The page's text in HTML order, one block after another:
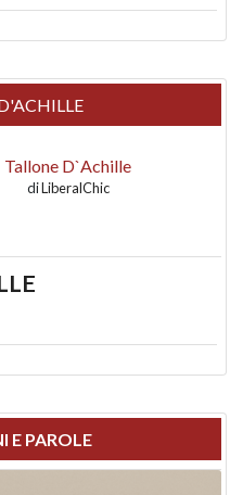
Tallone D`Achille
diLiberalChic
E PAROLE